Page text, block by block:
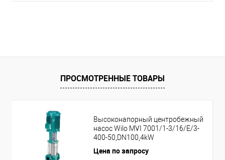
ПРОСМОТРЕННЫЕ ТОВАРЫ
Высоконапорный центробежный
насос Wilo MVI 7001/1-3/16/E/3-
400-50,DN100,4kW
Цена по запросу